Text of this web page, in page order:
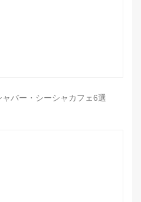
バー・シーシャカフェ6選